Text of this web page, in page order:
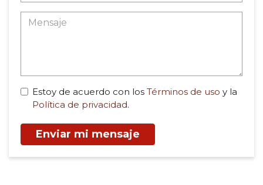
Estoy de acuerdo con los Términos de uso y la
Política de privacidad.
Enviar mi mensaje